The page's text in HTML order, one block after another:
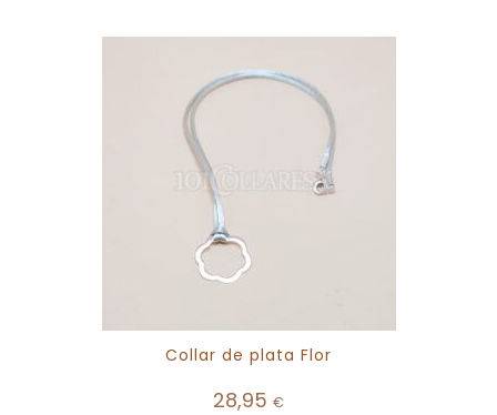
Collar de plata Flor
28,95 €